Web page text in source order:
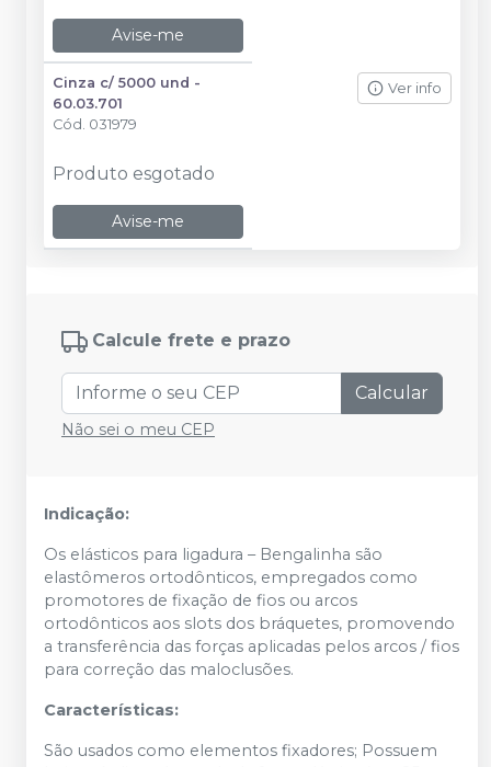
Avise-me
Cinza c/ 5000 und -
60.03.701
Cód. 031979
Ver info
Produto esgotado
Avise-me
Calcule frete e prazo
Calcular
Não sei o meu CEP
Indicação:
Os elásticos para ligadura – Bengalinha são
elastômeros ortodônticos, empregados como
promotores de fixação de fios ou arcos
ortodônticos aos slots dos bráquetes, promovendo
a transferência das forças aplicadas pelos arcos / fios
para correção das maloclusões.
Características:
São usados como elementos fixadores; Possuem